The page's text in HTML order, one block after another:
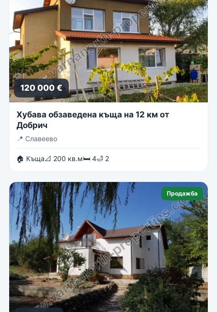
120 000 €
Хубава обзаведена къща на 12 км от
Добрич
📍 Славеево
🏠 Къща📐 200 кв.м🛏 4🛁 2
Продажба